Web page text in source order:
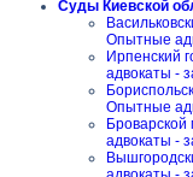
Суды Киевской
Опытные
Ирпенский
адвокаты -
Опытные
адвокаты -